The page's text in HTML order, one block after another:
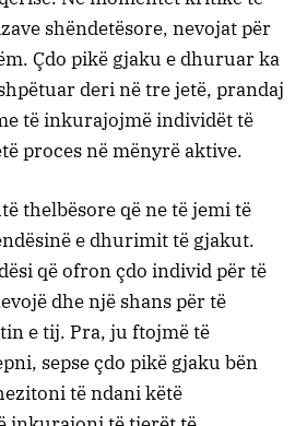
shëndetësore, nevojat për
Çdo pikë gjaku e dhuruar ka
deri në tre jetë, prandaj
të inkurajojmë individët të
proces në mënyrë aktive.
thelbësore që ne të jemi të
e dhurimit të gjakut.
që ofron çdo individ për të
dhe një shans për të
e tij. Pra, ju ftojmë të
sepse çdo pikë gjaku bën
të ndani këtë